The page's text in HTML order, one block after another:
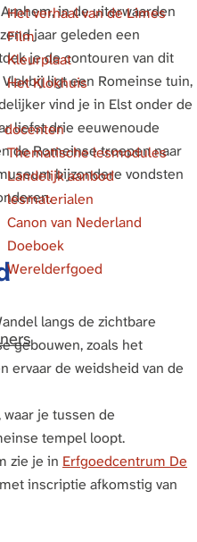
Het verhaal van de Limes
Film
Kleurplaat
Het Klokhuis
docenten
Thematische lesmodules
Landelijk aanbod
lesmaterialen
Canon van Nederland
Doeboek
Werelderfgoed
in de uiterwaarden
jaar geleden een
je de contouren van dit
ligt een Romeinse tuin,
vind je in Elst onder de
liefst drie eeuwenoude
de Romeinse troepen naar
bijzondere vondsten
langs de zichtbare
gebouwen, zoals het
ervaar de weidsheid van de
waar je tussen de
tempel loopt.
zie je in Erfgoedcentrum De
inscriptie afkomstig van